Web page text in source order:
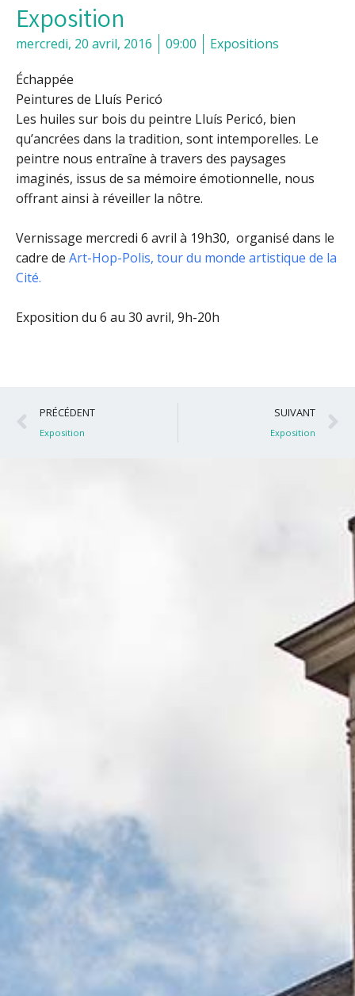
Exposition
mercredi, 20 avril, 2016 09:00 Expositions
Échappée
Peintures de Lluís Pericó
Les huiles sur bois du peintre Lluís Pericó, bien
qu’ancrées dans la tradition, sont intemporelles. Le
peintre nous entraîne à travers des paysages
imaginés, issus de sa mémoire émotionnelle, nous
offrant ainsi à réveiller la nôtre.
Vernissage mercredi 6 avril à 19h30, organisé dans le
cadre de Art-Hop-Polis, tour du monde artistique de la
Cité.
Exposition du 6 au 30 avril, 9h-20h
Précédent
PRÉCÉDENT
Exposition
SUIVANT
Exposition